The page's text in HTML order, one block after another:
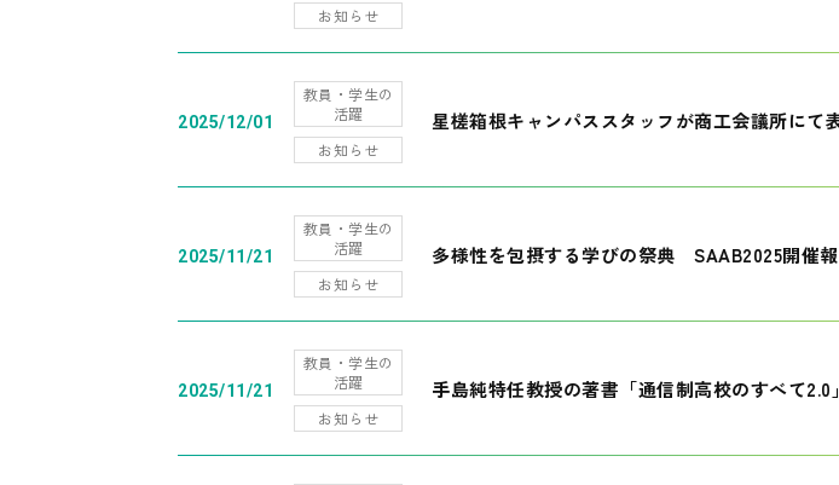
お知らせ
2025/12/01
教員・学生の
活躍
お知らせ
星槎箱根キャンパススタッフが商工会議所にて
2025/11/21
教員・学生の
活躍
お知らせ
多様性を包摂する学びの祭典 SAAB2025開催
2025/11/21
教員・学生の
活躍
お知らせ
手島純特任教授の著書「通信制高校のすべて